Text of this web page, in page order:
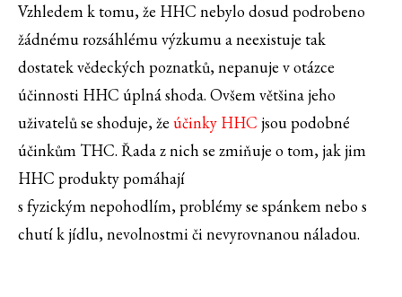
Vzhledem k tomu, že HHC nebylo dosud podrobeno
žádnému rozsáhlému výzkumu a neexistuje tak
dostatek vědeckých poznatků, nepanuje v otázce
účinnosti HHC úplná shoda. Ovšem většina jeho
uživatelů se shoduje, že účinky HHC jsou podobné
účinkům THC. Řada z nich se zmiňuje o tom, jak jim
HHC produkty pomáhají
s fyzickým nepohodlím, problémy se spánkem nebo s
chutí k jídlu, nevolnostmi či nevyrovnanou náladou.